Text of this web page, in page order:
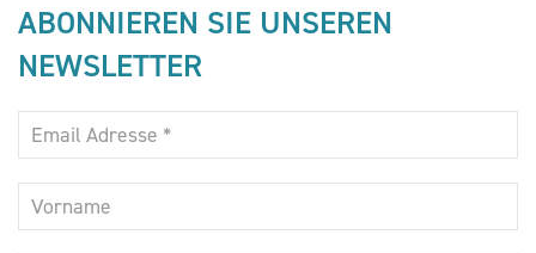
ABONNIEREN SIE UNSEREN
NEWSLETTER